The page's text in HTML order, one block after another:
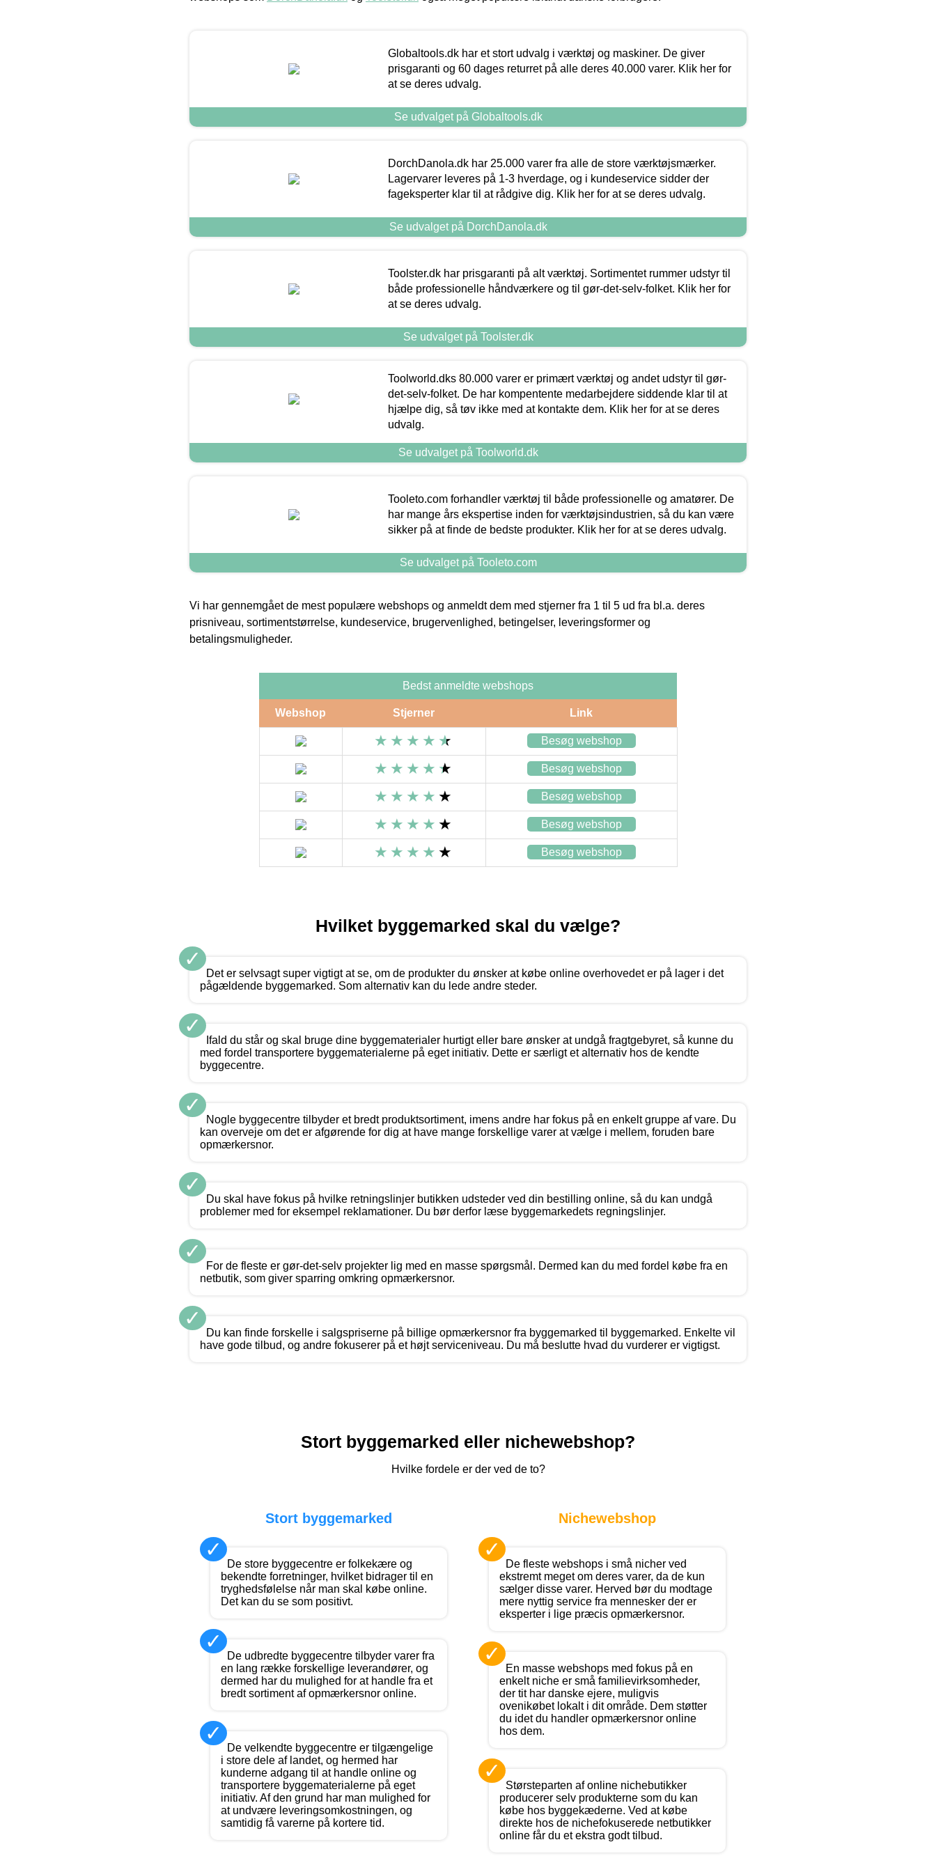
Globaltools.dk har et stort udvalg i værktøj og maskiner. De giver
prisgaranti og 60 dages returret på alle deres 40.000 varer. Klik her for
at se deres udvalg.
Se udvalget på Globaltools.dk
DorchDanola.dk har 25.000 varer fra alle de store værktøjsmærker.
Lagervarer leveres på 1-3 hverdage, og i kundeservice sidder der
fageksperter klar til at rådgive dig. Klik her for at se deres udvalg.
Se udvalget på DorchDanola.dk
Toolster.dk har prisgaranti på alt værktøj. Sortimentet rummer udstyr til
både professionelle håndværkere og til gør-det-selv-folket. Klik her for
at se deres udvalg.
Se udvalget på Toolster.dk
Toolworld.dks 80.000 varer er primært værktøj og andet udstyr til gør-
det-selv-folket. De har kompentente medarbejdere siddende klar til at
hjælpe dig, så tøv ikke med at kontakte dem. Klik her for at se deres
udvalg.
Se udvalget på Toolworld.dk
Tooleto.com forhandler værktøj til både professionelle og amatører. De
har mange års ekspertise inden for værktøjsindustrien, så du kan være
sikker på at finde de bedste produkter. Klik her for at se deres udvalg.
Se udvalget på Tooleto.com
Vi har gennemgået de mest populære webshops og anmeldt dem med stjerner fra 1 til 5 ud fra bl.a. deres
prisniveau, sortimentstørrelse, kundeservice, brugervenlighed, betingelser, leveringsformer og
betalingsmuligheder.
Bedst anmeldte webshops
Webshop Stjerner Link
Besøg webshop
Besøg webshop
Besøg webshop
Besøg webshop
Besøg webshop
Hvilket byggemarked skal du vælge?
✓
Det er selvsagt super vigtigt at se, om de produkter du ønsker at købe online overhovedet er på lager i det
pågældende byggemarked. Som alternativ kan du lede andre steder.
✓
Ifald du står og skal bruge dine byggematerialer hurtigt eller bare ønsker at undgå fragtgebyret, så kunne du
med fordel transportere byggematerialerne på eget initiativ. Dette er særligt et alternativ hos de kendte
byggecentre.
✓
Nogle byggecentre tilbyder et bredt produktsortiment, imens andre har fokus på en enkelt gruppe af vare. Du
kan overveje om det er afgørende for dig at have mange forskellige varer at vælge i mellem, foruden bare
opmærkersnor.
✓
Du skal have fokus på hvilke retningslinjer butikken udsteder ved din bestilling online, så du kan undgå
problemer med for eksempel reklamationer. Du bør derfor læse byggemarkedets regningslinjer.
✓
For de fleste er gør-det-selv projekter lig med en masse spørgsmål. Dermed kan du med fordel købe fra en
netbutik, som giver sparring omkring opmærkersnor.
✓
Du kan finde forskelle i salgspriserne på billige opmærkersnor fra byggemarked til byggemarked. Enkelte vil
have gode tilbud, og andre fokuserer på et højt serviceniveau. Du må beslutte hvad du vurderer er vigtigst.
Stort byggemarked eller nichewebshop?
Hvilke fordele er der ved de to?
Stort byggemarked
✓
De store byggecentre er folkekære og
bekendte forretninger, hvilket bidrager til en
tryghedsfølelse når man skal købe online.
Det kan du se som positivt.
✓
De udbredte byggecentre tilbyder varer fra
en lang række forskellige leverandører, og
dermed har du mulighed for at handle fra et
bredt sortiment af opmærkersnor online.
✓
De velkendte byggecentre er tilgængelige
i store dele af landet, og hermed har
kunderne adgang til at handle online og
transportere byggematerialerne på eget
initiativ. Af den grund har man mulighed for
at undvære leveringsomkostningen, og
samtidig få varerne på kortere tid.
Nichewebshop
✓
De fleste webshops i små nicher ved
ekstremt meget om deres varer, da de kun
sælger disse varer. Herved bør du modtage
mere nyttig service fra mennesker der er
eksperter i lige præcis opmærkersnor.
✓
En masse webshops med fokus på en
enkelt niche er små familievirksomheder,
der tit har danske ejere, muligvis
ovenikøbet lokalt i dit område. Dem støtter
du idet du handler opmærkersnor online
hos dem.
✓
Størsteparten af online nichebutikker
producerer selv produkterne som du kan
købe hos byggekæderne. Ved at købe
direkte hos de nichefokuserede netbutikker
online får du et ekstra godt tilbud.